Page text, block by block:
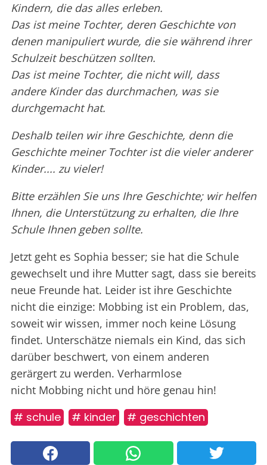
Kindern, die das alles erleben.
Das ist meine Tochter, deren Geschichte von
denen manipuliert wurde, die sie während ihrer
Schulzeit beschützen sollten.
Das ist meine Tochter, die nicht will, dass
andere Kinder das durchmachen, was sie
durchgemacht hat.
Deshalb teilen wir ihre Geschichte, denn die
Geschichte meiner Tochter ist die vieler anderer
Kinder.... zu vieler!
Bitte erzählen Sie uns Ihre Geschichte; wir helfen
Ihnen, die Unterstützung zu erhalten, die Ihre
Schule Ihnen geben sollte.
Jetzt geht es Sophia besser; sie hat die Schule
gewechselt und ihre Mutter sagt, dass sie bereits
neue Freunde hat. Leider ist ihre Geschichte
nicht die einzige: Mobbing ist ein Problem, das,
soweit wir wissen, immer noch keine Lösung
findet. Unterschätze niemals ein Kind, das sich
darüber beschwert, von einem anderen
gerärgert zu werden. Verharmlose
nicht Mobbing nicht und höre genau hin!
# schule # kinder # geschichten